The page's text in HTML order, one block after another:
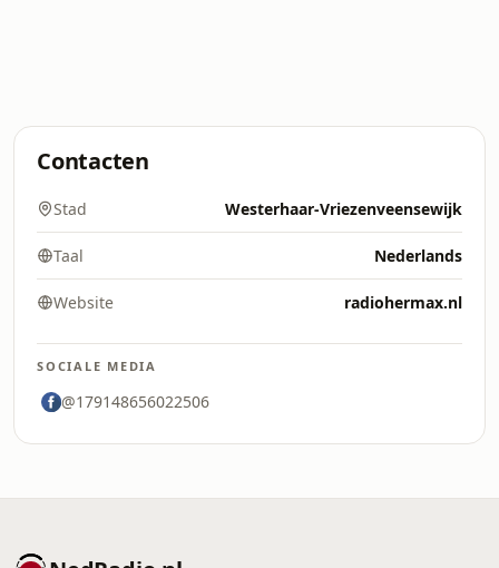
Contacten
Stad Westerhaar-Vriezenveensewijk
Taal Nederlands
Website radiohermax.nl
SOCIALE MEDIA
@179148656022506